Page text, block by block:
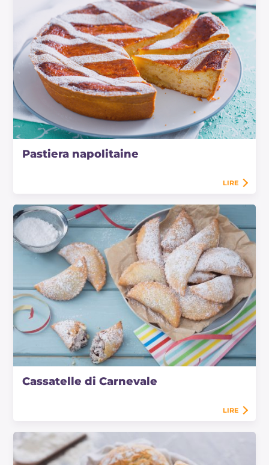
Pastiera napolitaine
LIRE
Cassatelle di Carnevale
LIRE